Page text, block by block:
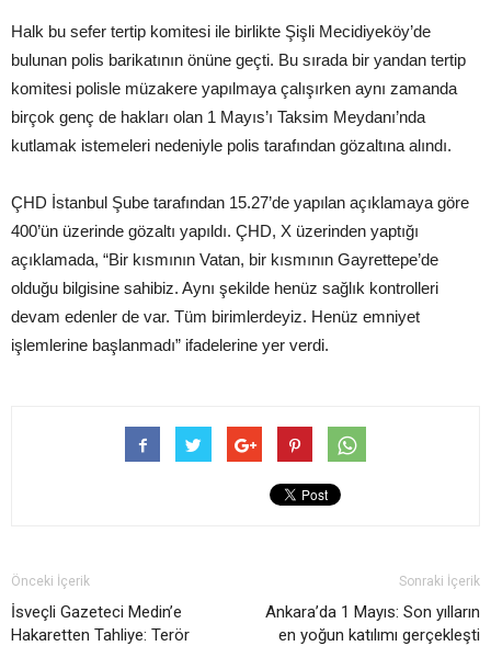
Halk bu sefer tertip komitesi ile birlikte Şişli Mecidiyeköy’de
bulunan polis barikatının önüne geçti. Bu sırada bir yandan tertip
komitesi polisle müzakere yapılmaya çalışırken aynı zamanda
birçok genç de hakları olan 1 Mayıs’ı Taksim Meydanı’nda
kutlamak istemeleri nedeniyle polis tarafından gözaltına alındı.
ÇHD İstanbul Şube tarafından 15.27’de yapılan açıklamaya göre
400’ün üzerinde gözaltı yapıldı. ÇHD, X üzerinden yaptığı
açıklamada, “Bir kısmının Vatan, bir kısmının Gayrettepe’de
olduğu bilgisine sahibiz. Aynı şekilde henüz sağlık kontrolleri
devam edenler de var. Tüm birimlerdeyiz. Henüz emniyet
işlemlerine başlanmadı” ifadelerine yer verdi.
Önceki İçerik
İsveçli Gazeteci Medin’e
Hakaretten Tahliye: Terör
Sonraki İçerik
Ankara’da 1 Mayıs: Son yılların
en yoğun katılımı gerçekleşti